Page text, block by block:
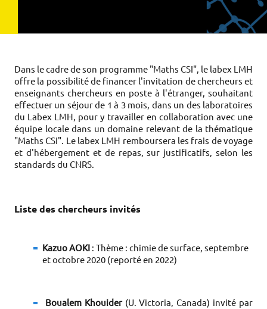
Dans le cadre de son programme "Maths CSI", le labex LMH
offre la possibilité de financer l'invitation de chercheurs et
enseignants chercheurs en poste à l'étranger, souhaitant
effectuer un séjour de 1 à 3 mois, dans un des laboratoires
du Labex LMH, pour y travailler en collaboration avec une
équipe locale dans un domaine relevant de la thématique
"Maths CSI". Le labex LMH remboursera les frais de voyage
et d'hébergement et de repas, sur justificatifs, selon les
standards du CNRS.
Liste des chercheurs invités
Kazuo AOKI : Thème : chimie de surface, septembre
et octobre 2020 (reporté en 2022)
Boualem Khouider (U. Victoria, Canada) invité par